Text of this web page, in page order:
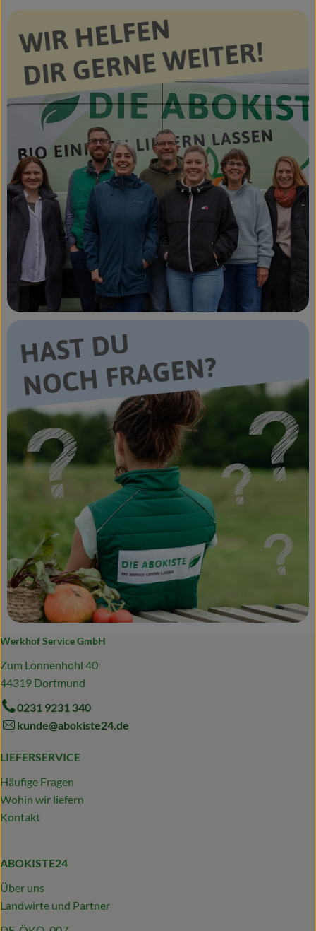
Werkhof Service GmbH
Zum Lonnenhohl 40
44319 Dortmund
0231 9231 340
kunde@abokiste24.de
LIEFERSERVICE
Häufige Fragen
Wohin wir liefern
Kontakt
ABOKISTE24
Über uns
Landwirte und Partner